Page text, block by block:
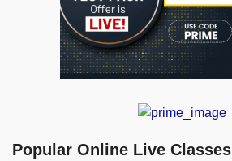
Popular Online Live Classes